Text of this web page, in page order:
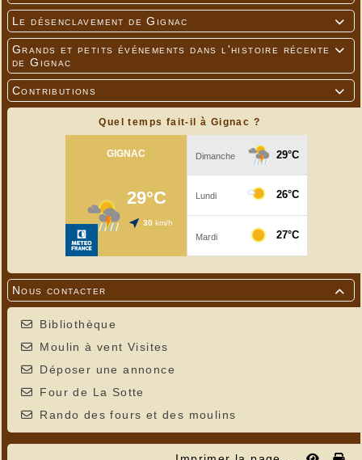

Le désenclavement de Gignac

Grands et petits événements dans l'histoire récente
de Gignac

Contributions
Quel temps fait-il à Gignac ?

Nous contacter
Bibliothèque
Moulin à vent Visites
Déposer une annonce
Four de La Sotte
Rando des fours et des moulins